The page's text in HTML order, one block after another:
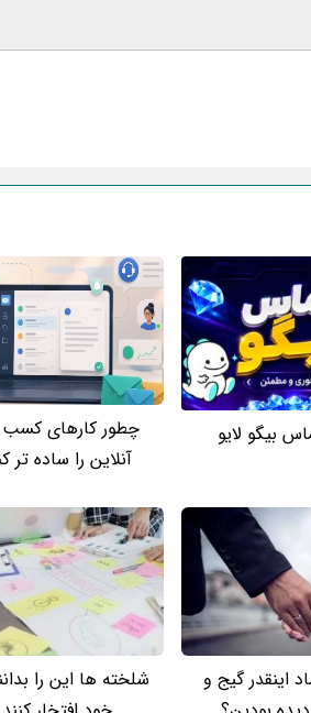
بیگو لایو
چطور کارهای کسب‌
آنلاین را ساده‌ تر
اینقدر گیج و
شلخته ها این را